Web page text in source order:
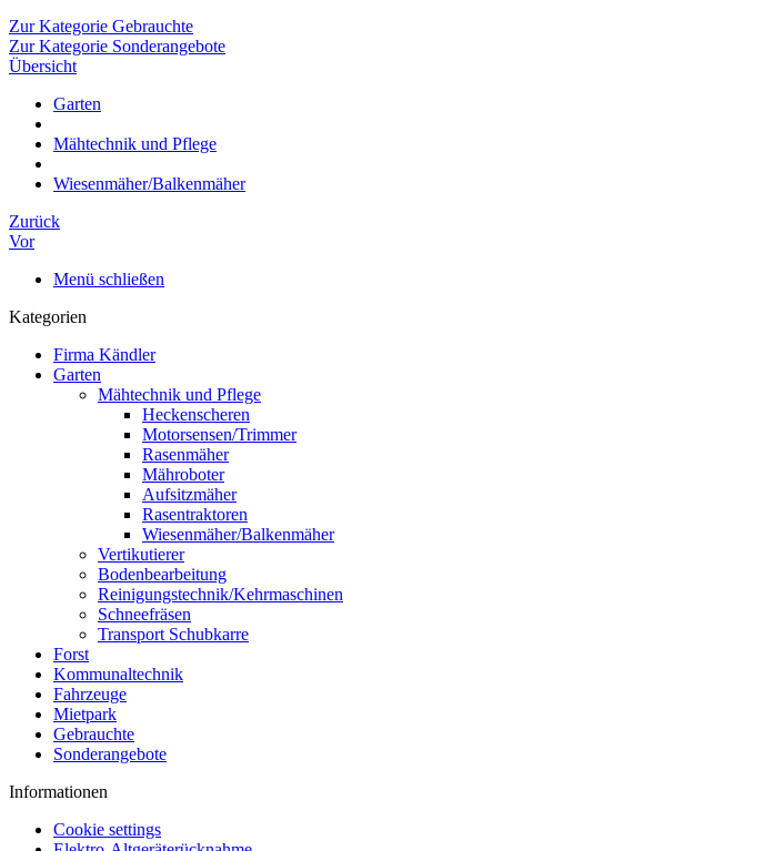
Zur Kategorie Gebrauchte
Zur Kategorie Sonderangebote
Übersicht
Garten
Mähtechnik und Pflege
Wiesenmäher/Balkenmäher
Zurück
Vor
Menü schließen
Kategorien
Firma Kändler
Garten
Mähtechnik und Pflege
Heckenscheren
Motorsensen/Trimmer
Rasenmäher
Mähroboter
Aufsitzmäher
Rasentraktoren
Wiesenmäher/Balkenmäher
Vertikutierer
Bodenbearbeitung
Reinigungstechnik/Kehrmaschinen
Schneefräsen
Transport Schubkarre
Forst
Kommunaltechnik
Fahrzeuge
Mietpark
Gebrauchte
Sonderangebote
Informationen
Cookie settings